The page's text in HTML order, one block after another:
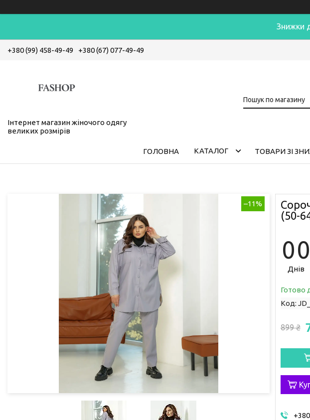
Знижки
+380 (99) 458-49-49 +380 (67) 077-49-49
Інтернет магазин жіночого одягу
великих розмірів
ГОЛОВНА КАТАЛОГ ТОВАРИ ЗІ
–11%
(50-
00
Днів
Готово
Код:
899 ₴